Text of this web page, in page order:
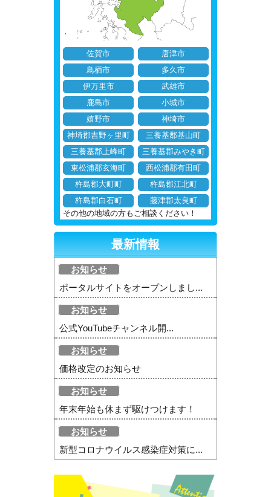
佐賀市
唐津市
鳥栖市
多久市
伊万里市
武雄市
鹿島市
小城市
嬉野市
神埼市
神埼郡吉野ヶ里町
三養基郡基山町
三養基郡上峰町
三養基郡みやき町
東松浦郡玄海町
西松浦郡有田町
杵島郡大町町
杵島郡江北町
杵島郡白石町
藤津郡太良町
その他の地域の方もご相談ください！
最新情報
お知らせ
ポータルサイトをオープンしまし...
お知らせ
公式YouTubeチャンネル開...
お知らせ
価格改定のお知らせ
お知らせ
年末年始も休まず駆けつけます！
お知らせ
新型コロナウイルス感染症対策に...